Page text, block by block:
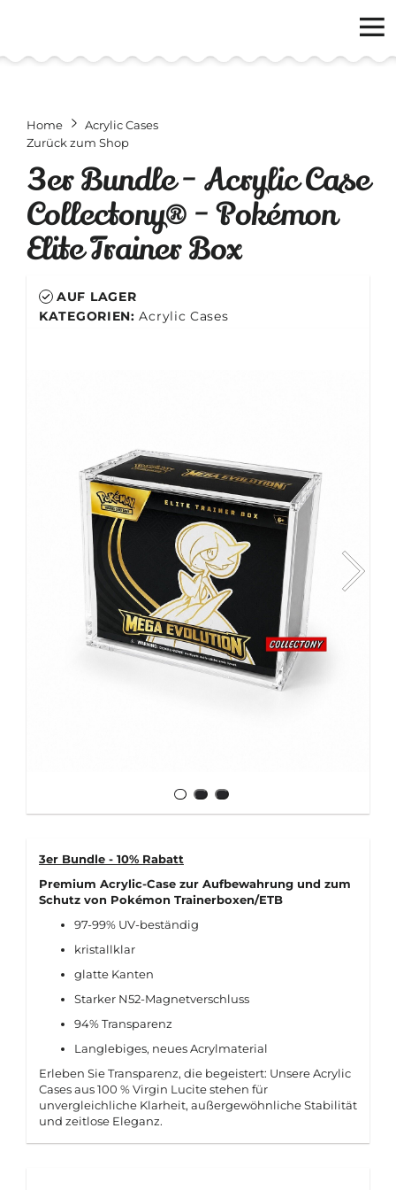
Home
Acrylic Cases
Zurück zum Shop
3er Bundle - Acrylic Case
Collectony® - Pokémon
Elite Trainer Box
AUF LAGER
KATEGORIEN:Acrylic Cases
3er Bundle - 10% Rabatt
Premium Acrylic-Case zur Aufbewahrung und zum
Schutz von Pokémon Trainerboxen/ETB
97-99% UV-beständig
kristallklar
glatte Kanten
Starker N52-Magnetverschluss
94% Transparenz
Langlebiges, neues Acrylmaterial
Erleben Sie Transparenz, die begeistert: Unsere Acrylic
Cases aus 100 % Virgin Lucite stehen für
unvergleichliche Klarheit, außergewöhnliche Stabilität
und zeitlose Eleganz.